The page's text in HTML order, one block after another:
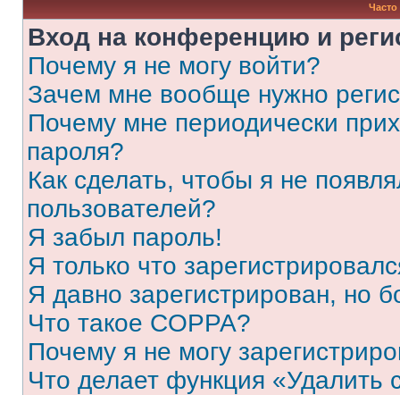
Вход на конференцию и
Почему я не могу войти?
Зачем мне вообще нужно
Почему мне периодически
пароля?
Как сделать, чтобы я не
пользователей?
Я забыл пароль!
Я только что
Я давно зарегистрирован, но
Что такое COPPA?
Почему я не могу
Что делает функция «Удалить